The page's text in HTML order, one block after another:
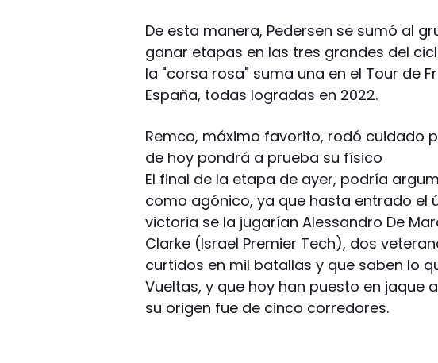
De esta manera, Pedersen se sumó al
ganar etapas en las tres grandes del
la "corsa rosa" suma una en el Tour de
España, todas logradas en 2022.
Remco, máximo favorito, rodó cuidado
de hoy pondrá a prueba su físico
El final de la etapa de ayer, podría
como agónico, ya que hasta entrado el
victoria se la jugarían Alessandro De
Clarke (Israel Premier Tech), dos
curtidos en mil batallas y que saben lo
Vueltas, y que hoy han puesto en jaque
su origen fue de cinco corredores.